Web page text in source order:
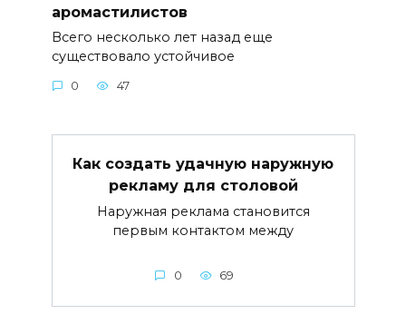
аромастилистов
Всего несколько лет назад еще
существовало устойчивое
0 47
Как создать удачную наружную
рекламу для столовой
Наружная реклама становится
первым контактом между
0 69